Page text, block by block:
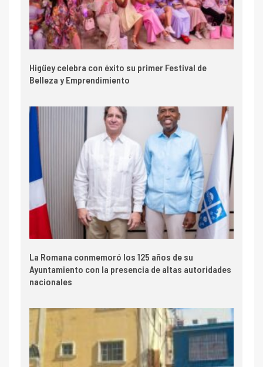
Higüey celebra con éxito su primer Festival de
Belleza y Emprendimiento
La Romana conmemoró los 125 años de su
Ayuntamiento con la presencia de altas autoridades
nacionales